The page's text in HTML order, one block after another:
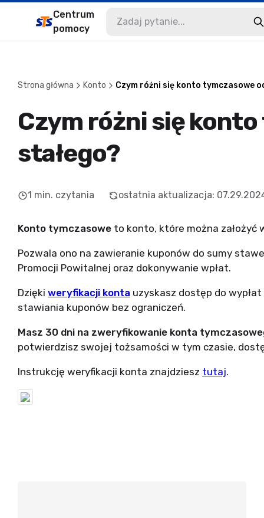
Centrum
pomocy
Strona główna Konto Czym różni się konto tymczasowe
Czym różni się
stałego?
1 min. czytania ostatnia aktualizacja:
Konto tymczasowe to konto, które można założyć
Pozwala ono na zawieranie kuponów do sumy
Promocji Powitalnej oraz dokonywanie wpłat.
Dzięki weryfikacji konta uzyskasz dostęp do
stawiania kuponów bez ograniczeń.
Masz 30 dni na zweryfikowanie konta
potwierdzisz swojej tożsamości w tym czasie,
Instrukcję weryfikacji konta znajdziesz tutaj.